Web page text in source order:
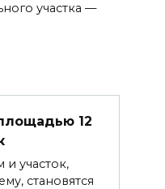
участка —
12
участок,
становятся